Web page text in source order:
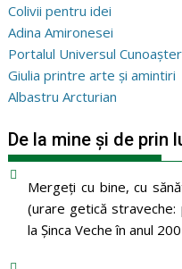
Colivii pentru idei
Adina Amironesei
Portalul Universul
Giulia printre arte și amintiri
Albastru Arcturian
De la mine și de prin
Mergeţi cu bine, cu
(urare getică straveche:
la Şinca Veche în anul